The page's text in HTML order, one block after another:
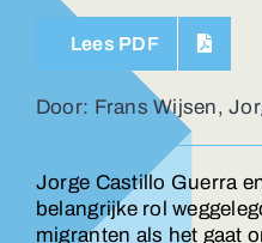
Lid worden?
Contact
ZOEKEN
NAAR:
Lees PDF
Door: Frans Wijsen,
Jorge Castillo Guerra
belangrijke rol
migranten als het gaat